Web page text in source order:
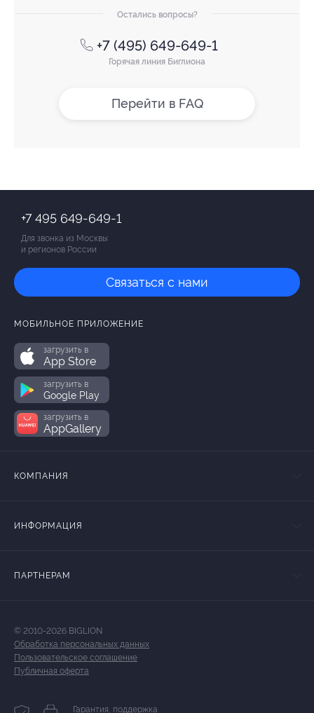
Остались вопросы?
+7 (495) 649-649-1
Горячая линия Биглиона
Перейти в FAQ
+7 495 649-649-1
Для звонка из Москвы
и регионов России
Связаться с нами
МОБИЛЬНОЕ ПРИЛОЖЕНИЕ
загрузить в
App Store
загрузить в
Google Play
загрузить в
AppGallery
КОМПАНИЯ
ИНФОРМАЦИЯ
ПАРТНЕРАМ
© 2010-2026 BIGLION
Обработка персональных данных
Пользовательское соглашение
Публичная оферта
Гарантия, поддержка